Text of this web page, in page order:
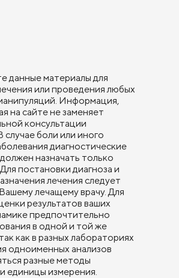
данные материалы для
или проведения любых
Информация,
на сайте не заменяет
консультации
случае боли или иного
диагностические
назначать только
постановки диагноза и
лечения следует
лечащему врачу. Для
результатов ваших
предпочтительно
в одной и той же
как в разных лабораториях
одноименных анализов
разные методы
единицы измерения.